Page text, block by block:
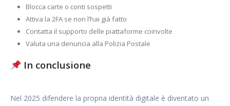
Blocca carte o conti sospetti
Attiva la 2FA se non l’hai già fatto
Contatta il supporto delle piattaforme coinvolte
Valuta una denuncia alla Polizia Postale
In conclusione
Nel 2025 difendere la propria identità digitale è diventato un